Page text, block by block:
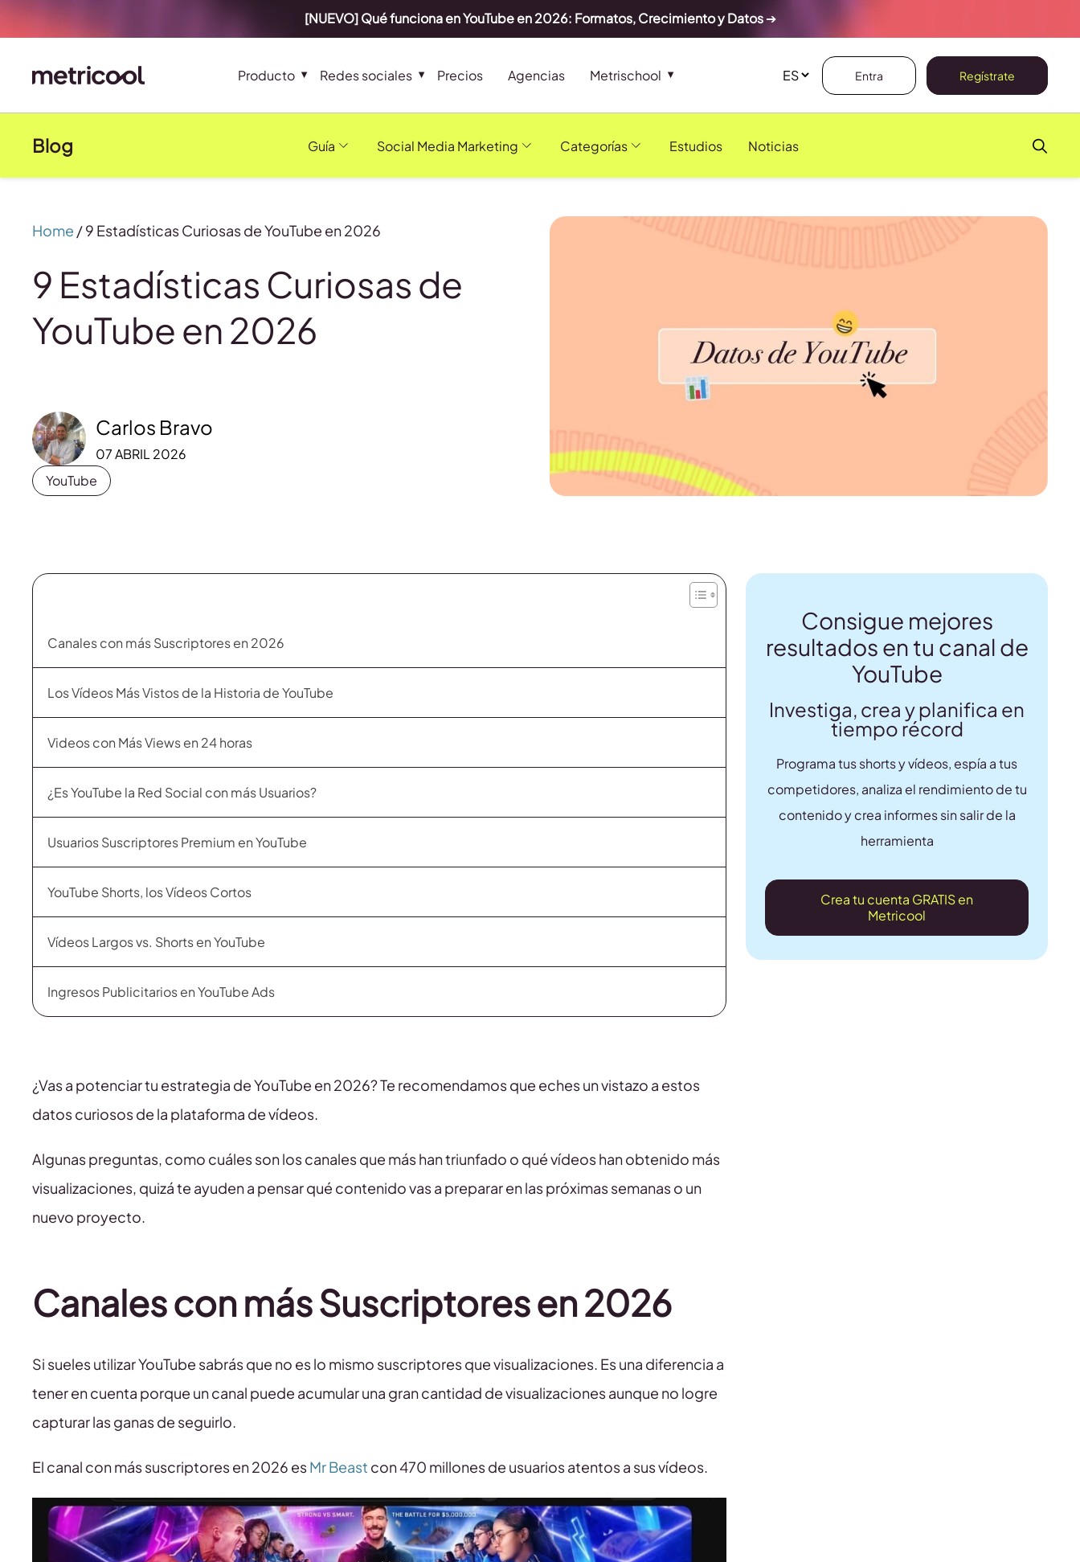
[NUEVO] Qué funciona en YouTube en 2026: Formatos, Crecimiento y Datos➔
Producto Redes sociales Precios Agencias Metrischool Entra Regístrate
Blog Guía Social Media Marketing Categorías Estudios Noticias
Home /9 Estadísticas Curiosas de YouTube en 2026
9 Estadísticas Curiosas de
YouTube en 2026
Carlos Bravo
07 ABRIL 2026
YouTube
Canales con más Suscriptores en 2026
Los Vídeos Más Vistos de la Historia de YouTube
Videos con Más Views en 24 horas
¿Es YouTube la Red Social con más Usuarios?
Usuarios Suscriptores Premium en YouTube
YouTube Shorts, los Vídeos Cortos
Vídeos Largos vs. Shorts en YouTube
Ingresos Publicitarios en YouTube Ads
¿Vas a potenciar tu estrategia de YouTube en 2026? Te recomendamos que eches un vistazo a estos
datos curiosos de la plataforma de vídeos.
Algunas preguntas, como cuáles son los canales que más han triunfado o qué vídeos han obtenido más
visualizaciones, quizá te ayuden a pensar qué contenido vas a preparar en las próximas semanas o un
nuevo proyecto.
Canales con más Suscriptores en 2026
Si sueles utilizar YouTube sabrás que no es lo mismo suscriptores que visualizaciones. Es una diferencia a
tener en cuenta porque un canal puede acumular una gran cantidad de visualizaciones aunque no logre
capturar las ganas de seguirlo.
El canal con más suscriptores en 2026 esMr Beast con 470 millones de usuarios atentos a sus vídeos.
Consigue mejores
resultados en tu canal de
YouTube
Investiga, crea y planifica en
tiempo récord
Programa tus shorts y vídeos, espía a tus
competidores, analiza el rendimiento de tu
contenido y crea informes sin salir de la
herramienta
Crea tu cuenta GRATIS en
Metricool